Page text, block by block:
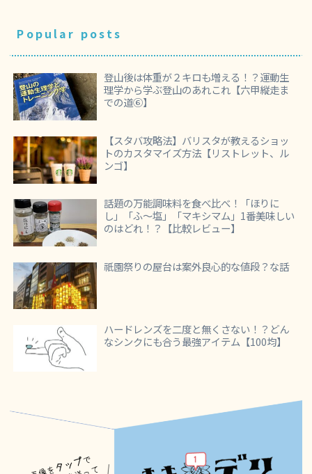
Popular posts
登山後は体重が２キロも増える！？運動生
理学から学ぶ登山のあれこれ【六甲縦走ま
での道⑥】
【スタバ攻略法】バリスタが教えるショッ
トのカスタマイズ方法【リストレット、ル
ンゴ】
話題の万能調味料を食べ比べ！「ほりに
し」「ふ～塩」「マキシマム」1番美味しい
のはどれ！？【比較レビュー】
祇園祭りの屋台は案外良心的な値段？な話
ハードレンズを二度と無くさない！？どん
なシンクにも合う最強アイテム【100均】